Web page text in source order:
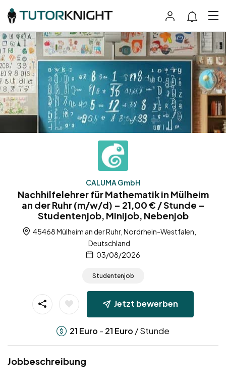
CALUMA GmbH
Nachhilfelehrer für Mathematik in Mülheim
an der Ruhr (m/w/d) – 21,00 € / Stunde –
Studentenjob, Minijob, Nebenjob
45468 Mülheim an der Ruhr, Nordrhein-Westfalen,
Deutschland
03/08/2026
Studentenjob
Jetzt bewerben
21 Euro - 21 Euro / Stunde
Jobbeschreibung